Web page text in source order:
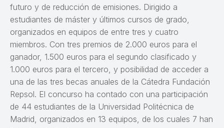
futuro y de reducción de emisiones. Dirigido a
estudiantes de máster y últimos cursos de grado,
organizados en equipos de entre tres y cuatro
miembros. Con tres premios de 2.000 euros para el
ganador, 1.500 euros para el segundo clasificado y
1.000 euros para el tercero, y posibilidad de acceder a
una de las tres becas anuales de la Cátedra Fundación
Repsol. El concurso ha contado con una participación
de 44 estudiantes de la Universidad Politécnica de
Madrid, organizados en 13 equipos, de los cuales 7 han